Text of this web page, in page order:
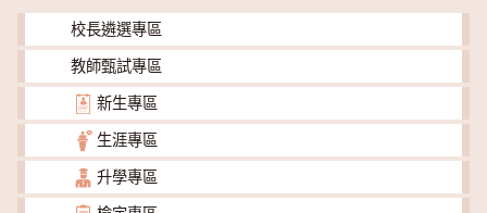
校長遴選專區
教師甄試專區
新生專區
生涯專區
升學專區